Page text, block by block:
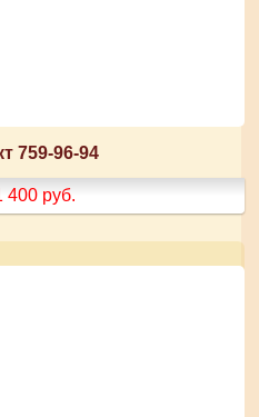
759-96-94
400 руб.